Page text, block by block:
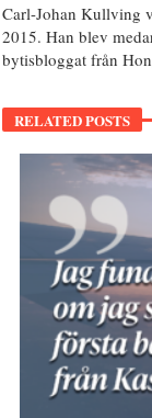
Carl-Johan Kullving
2015. Han blev
bytisbloggat från
RELATED POSTS